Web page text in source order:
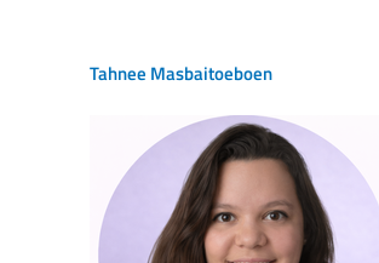
Tahnee Masbaitoeboen